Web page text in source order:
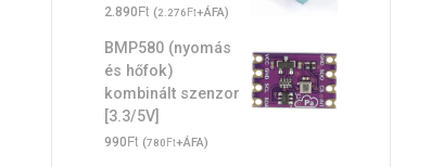
2.890Ft (2.276Ft+ÁFA)
BMP580 (nyomás
és hőfok)
kombinált szenzor
[3.3/5V]
990Ft (780Ft+ÁFA)